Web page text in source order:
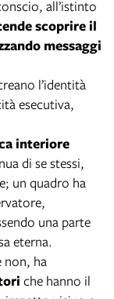
all’istinto
scoprire il
messaggi
l’identità
esecutiva,
interiore
di se stessi,
un quadro ha
una parte
eterna.
non, ha
che hanno il